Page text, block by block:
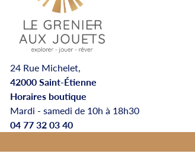
24 Rue Michelet,
42000 Saint-Étienne
Horaires boutique
Mardi - samedi de 10h à 18h30
04 77 32 03 40